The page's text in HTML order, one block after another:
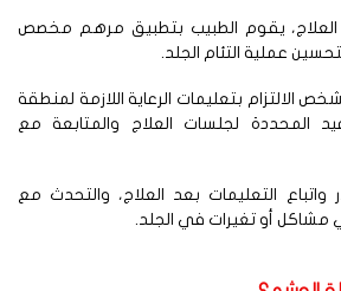
يقوم الطبيب بتطبيق مرهم مخصص
عملية التئام الجلد.
بتعليمات الرعاية اللازمة لمنطقة
المحددة لجلسات العلاج والمتابعة مع
التعليمات بعد العلاج، والتحدث مع
أو تغيرات في الجلد.